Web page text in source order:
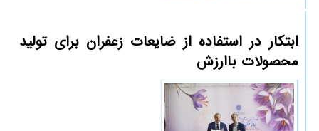
ابتکار در استفاده از ضایعات زعفران برای تولید
محصولات باارزش